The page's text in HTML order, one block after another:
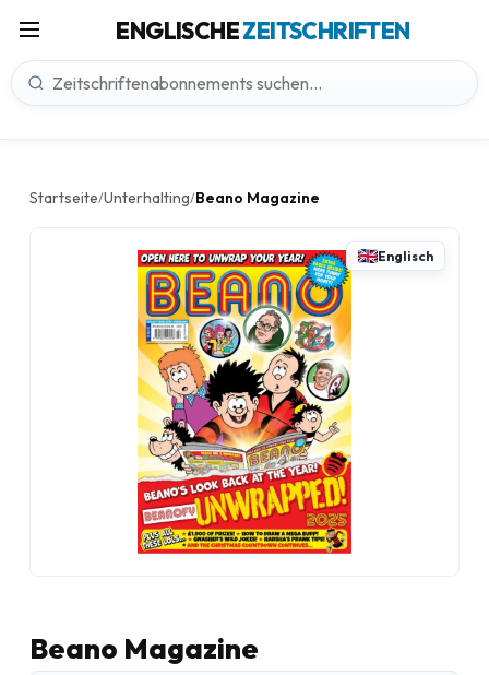
ENGLISCHEZEITSCHRIFTEN
Startseite/Unterhalting/Beano Magazine
Englisch
Beano Magazine